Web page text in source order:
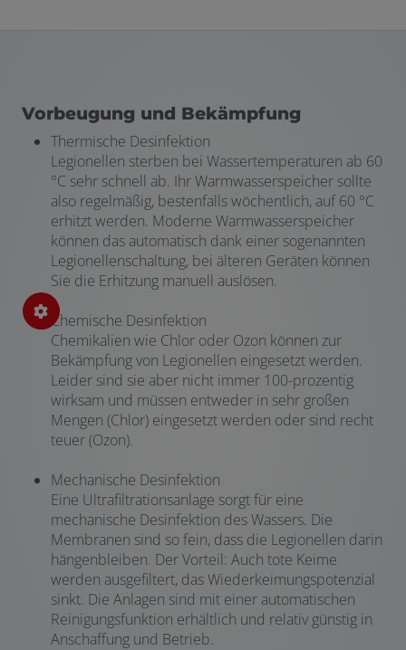
Vorbeugung und Bekämpfung
Thermische Desinfektion
Legionellen sterben bei Wassertemperaturen ab 60
°C sehr schnell ab. Ihr Warmwasserspeicher sollte
also regelmäßig, bestenfalls wöchentlich, auf 60 °C
erhitzt werden. Moderne Warmwasserspeicher
können das automatisch dank einer sogenannten
Legionellenschaltung, bei älteren Geräten können
Sie die Erhitzung manuell auslösen.
Chemische Desinfektion
Chemikalien wie Chlor oder Ozon können zur
Bekämpfung von Legionellen eingesetzt werden.
Leider sind sie aber nicht immer 100-prozentig
wirksam und müssen entweder in sehr großen
Mengen (Chlor) eingesetzt werden oder sind recht
teuer (Ozon).
Mechanische Desinfektion
Eine Ultrafiltrationsanlage sorgt für eine
mechanische Desinfektion des Wassers. Die
Membranen sind so fein, dass die Legionellen darin
hängenbleiben. Der Vorteil: Auch tote Keime
werden ausgefiltert, das Wiederkeimungspotenzial
sinkt. Die Anlagen sind mit einer automatischen
Reinigungsfunktion erhältlich und relativ günstig in
Anschaffung und Betrieb.